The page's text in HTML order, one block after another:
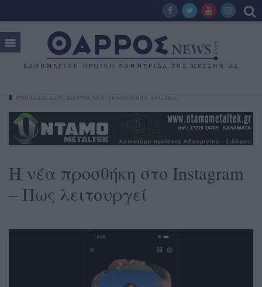
Η νέα προσθήκη στο Instagram
– Πως λειτουργεί